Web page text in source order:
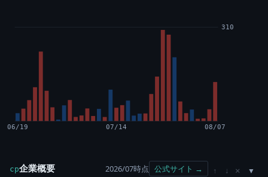
310
06/19 07/14 08/07
cp企業概要 2026/07時点 公式サイト → ↑ ↓ ×